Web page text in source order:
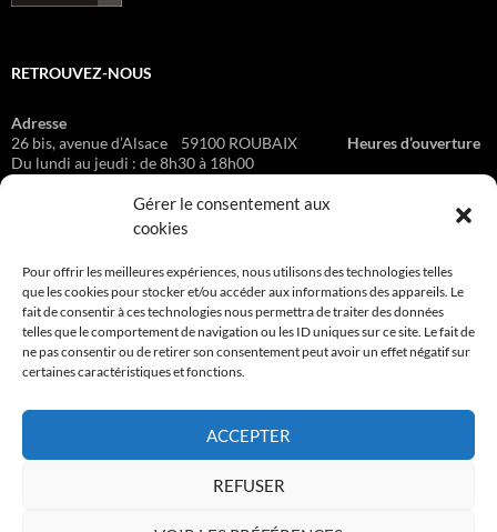
Gérer le consentement aux
cookies
Pour offrir les meilleures expériences, nous utilisons des technologies telles
que les cookies pour stocker et/ou accéder aux informations des appareils. Le
fait de consentir à ces technologies nous permettra de traiter des données
telles que le comportement de navigation ou les ID uniques sur ce site. Le fait de
ne pas consentir ou de retirer son consentement peut avoir un effet négatif sur
certaines caractéristiques et fonctions.
ACCEPTER
REFUSER
RETROUVEZ-NOUS
Adresse
26 bis, avenue d’Alsace 59100 ROUBAIX Heures d’ouverture
Du lundi au jeudi : de 8h30 à 18h00
CGV
Mentions légales & Traitement des données personnelles
NOS DEVIS SONT GRATUITS